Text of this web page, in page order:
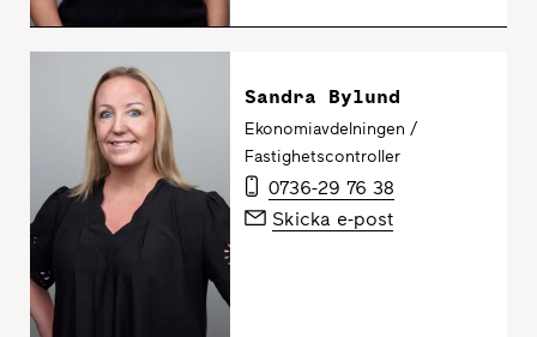
Sandra Bylund
Ekonomiavdelningen /
Fastighetscontroller
0736-29 76 38
Skicka e-post